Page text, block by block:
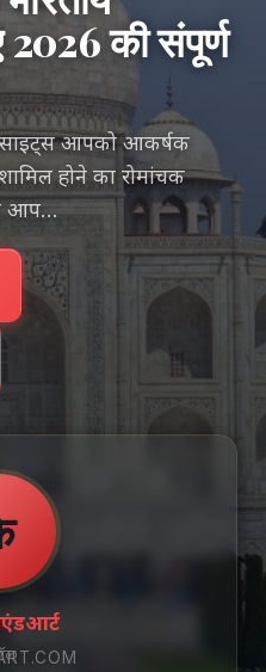
2026 की संपूर्ण
साइट्स आपको आकर्षक
होने का रोमांचक
आप...